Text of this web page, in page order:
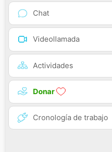
Chat
Videollamada
Actividades
Donar
Cronología de trabajo